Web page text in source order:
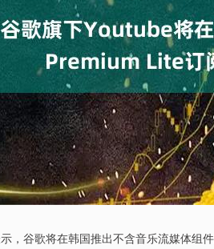
谷歌将在韩国推出不含音乐流媒体组件
200.89 1.42%